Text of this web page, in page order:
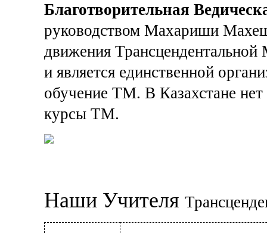
Благотворительная
руководством Махариши
движения
и является единственной
обучение ТМ. В Казахстане
курсы ТМ.
Наши Учителя